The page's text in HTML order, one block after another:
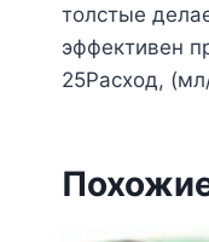
толстые
эффективен
25Расход,